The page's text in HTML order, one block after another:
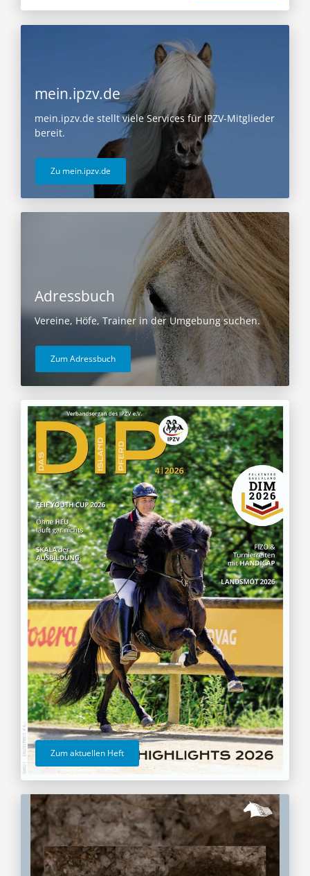
mein.ipzv.de
mein.ipzv.de stellt viele Services für IPZV-Mitglieder
bereit.
Zu mein.ipzv.de
Adressbuch
Vereine, Höfe, Trainer in der Umgebung suchen.
Zum Adressbuch
Zum aktuellen Heft